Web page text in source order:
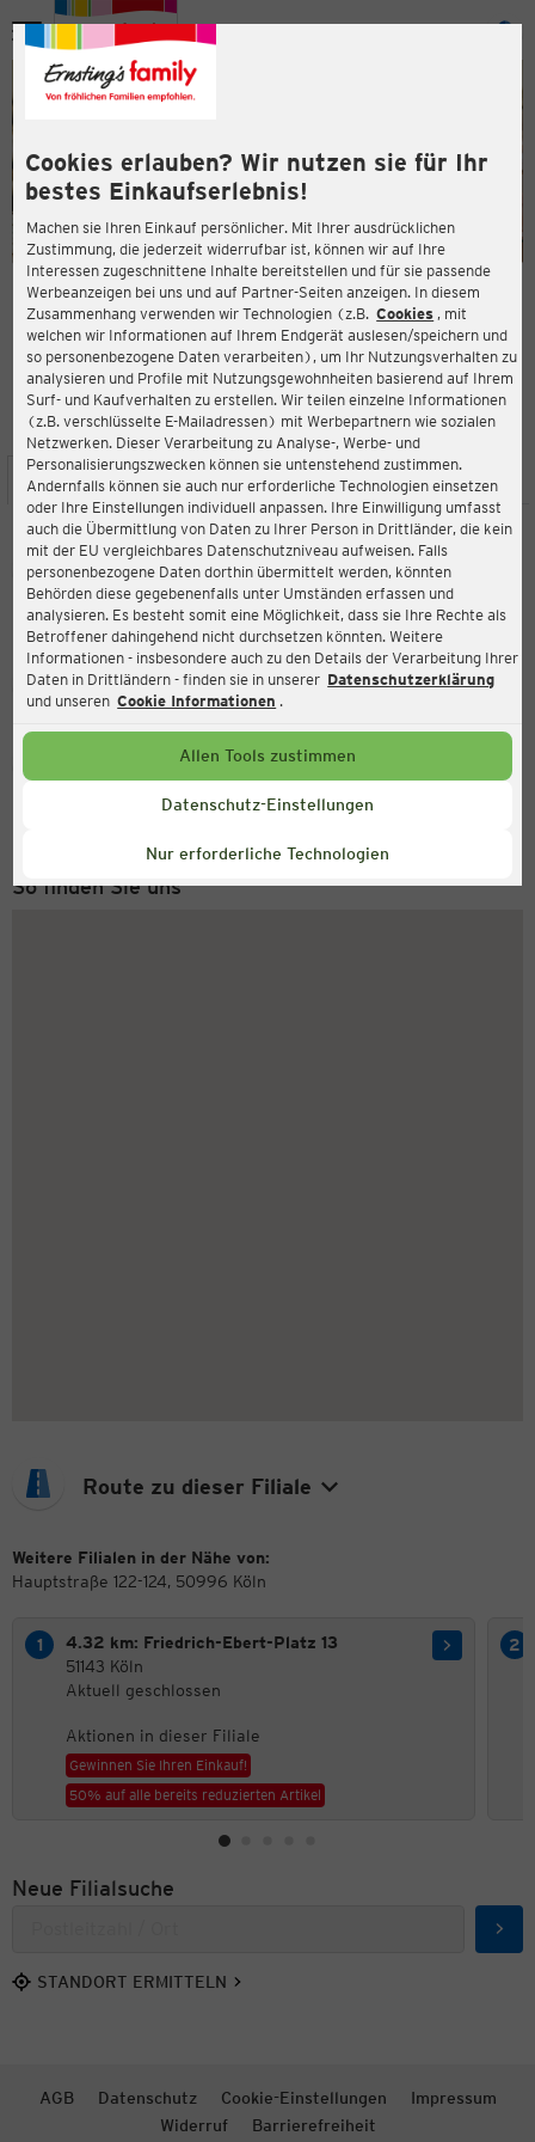
Cookies erlauben? Wir nutzen sie für Ihr
bestes Einkaufserlebnis!
Machen sie Ihren Einkauf persönlicher. Mit Ihrer ausdrücklichen
Zustimmung, die jederzeit widerrufbar ist, können wir auf Ihre
Interessen zugeschnittene Inhalte bereitstellen und für sie passende
Werbeanzeigen bei uns und auf Partner-Seiten anzeigen. In diesem
Zusammenhang verwenden wir Technologien (z.B. Cookies , mit
welchen wir Informationen auf Ihrem Endgerät auslesen/speichern und
so personenbezogene Daten verarbeiten), um Ihr Nutzungsverhalten zu
analysieren und Profile mit Nutzungsgewohnheiten basierend auf Ihrem
Surf- und Kaufverhalten zu erstellen. Wir teilen einzelne Informationen
(z.B. verschlüsselte E-Mailadressen) mit Werbepartnern wie sozialen
Netzwerken. Dieser Verarbeitung zu Analyse-, Werbe- und
Personalisierungszwecken können sie untenstehend zustimmen.
Andernfalls können sie auch nur erforderliche Technologien einsetzen
oder Ihre Einstellungen individuell anpassen. Ihre Einwilligung umfasst
auch die Übermittlung von Daten zu Ihrer Person in Drittländer, die kein
mit der EU vergleichbares Datenschutzniveau aufweisen. Falls
personenbezogene Daten dorthin übermittelt werden, könnten
Behörden diese gegebenenfalls unter Umständen erfassen und
analysieren. Es besteht somit eine Möglichkeit, dass sie Ihre Rechte als
Betroffener dahingehend nicht durchsetzen könnten. Weitere
Informationen - insbesondere auch zu den Details der Verarbeitung Ihrer
Daten in Drittländern - finden sie in unserer Datenschutzerklärung
und unseren Cookie Informationen .
Allen Tools zustimmen
Datenschutz-Einstellungen
Nur erforderliche Technologien
Menü
ERNSTING'S FAMILY FILIALE
Hauptstraße 122-124
50996 Köln
3,6
Bewertung:
STANDORT SERVICES SORTIMENT AKTIONEN
Ernsting's family
Hauptstraße 122-124, 50996 Köln
Aktuell:
Geschlossen
Service Hotline
+49 (0) 2546 / 98 999 98
So finden Sie uns
Route zu dieser Filiale
Weitere Filialen in der Nähe von:
Hauptstraße 122-124, 50996 Köln
4.32 km: Friedrich-Ebert-Platz 13
51143 Köln
Aktuell geschlossen
Aktionen in dieser Filiale
Gewinnen Sie Ihren Einkauf!
50% auf alle bereits reduzierten Artikel
Neue Filialsuche
STANDORT ERMITTELN
AGB Datenschutz Cookie-Einstellungen
Impressum
Widerruf
Barrierefreiheit